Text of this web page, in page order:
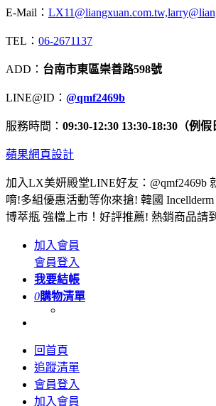
E-Mail：
TEL： 06-2671137
ADD： 台南市東區崇善路598號
LINE@ID： @qmf2469b
服務時間： 09:30-12:30 13:30-18:30（例假
蘋果網頁設計
加入LX美妍殿堂LINE好友：@qmf2469b
唷!多組優惠活動等你來搶! 韓國
博萃瓶 強檔上市！好評推薦! 熱銷商品請
加入會員
會員登入
我要結帳
0購物清單
回首頁
追蹤清單
會員登入
加入會員